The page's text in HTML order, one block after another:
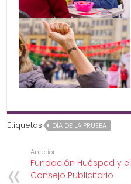
Etiquetas DÍA DE LA PRUEBA
Anterior
Fundación Huésped y el
Consejo Publicitario